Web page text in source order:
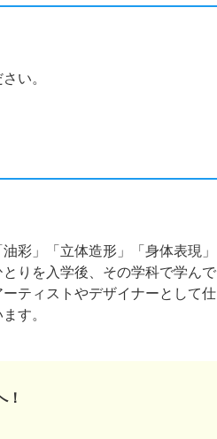
い。
彩」「立体造形」「身体表現」
りを入学後、その学科で学んで
ティストやデザイナーとして仕
す。
！